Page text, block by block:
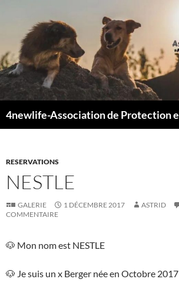
RESERVATIONS
NESTLE
GALERIE 1 DÉCEMBRE 2017 ASTRID
COMMENTAIRE
🐶 Mon nom est NESTLE
🐶 Je suis un x Berger née en Octobre 2017